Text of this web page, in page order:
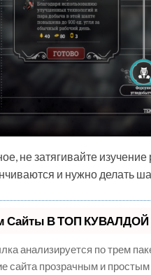
не затягивайте
и нужно делать
Сайты В ТОП КУВАЛДОЙ
анализируется по трем
сайта прозрачным и